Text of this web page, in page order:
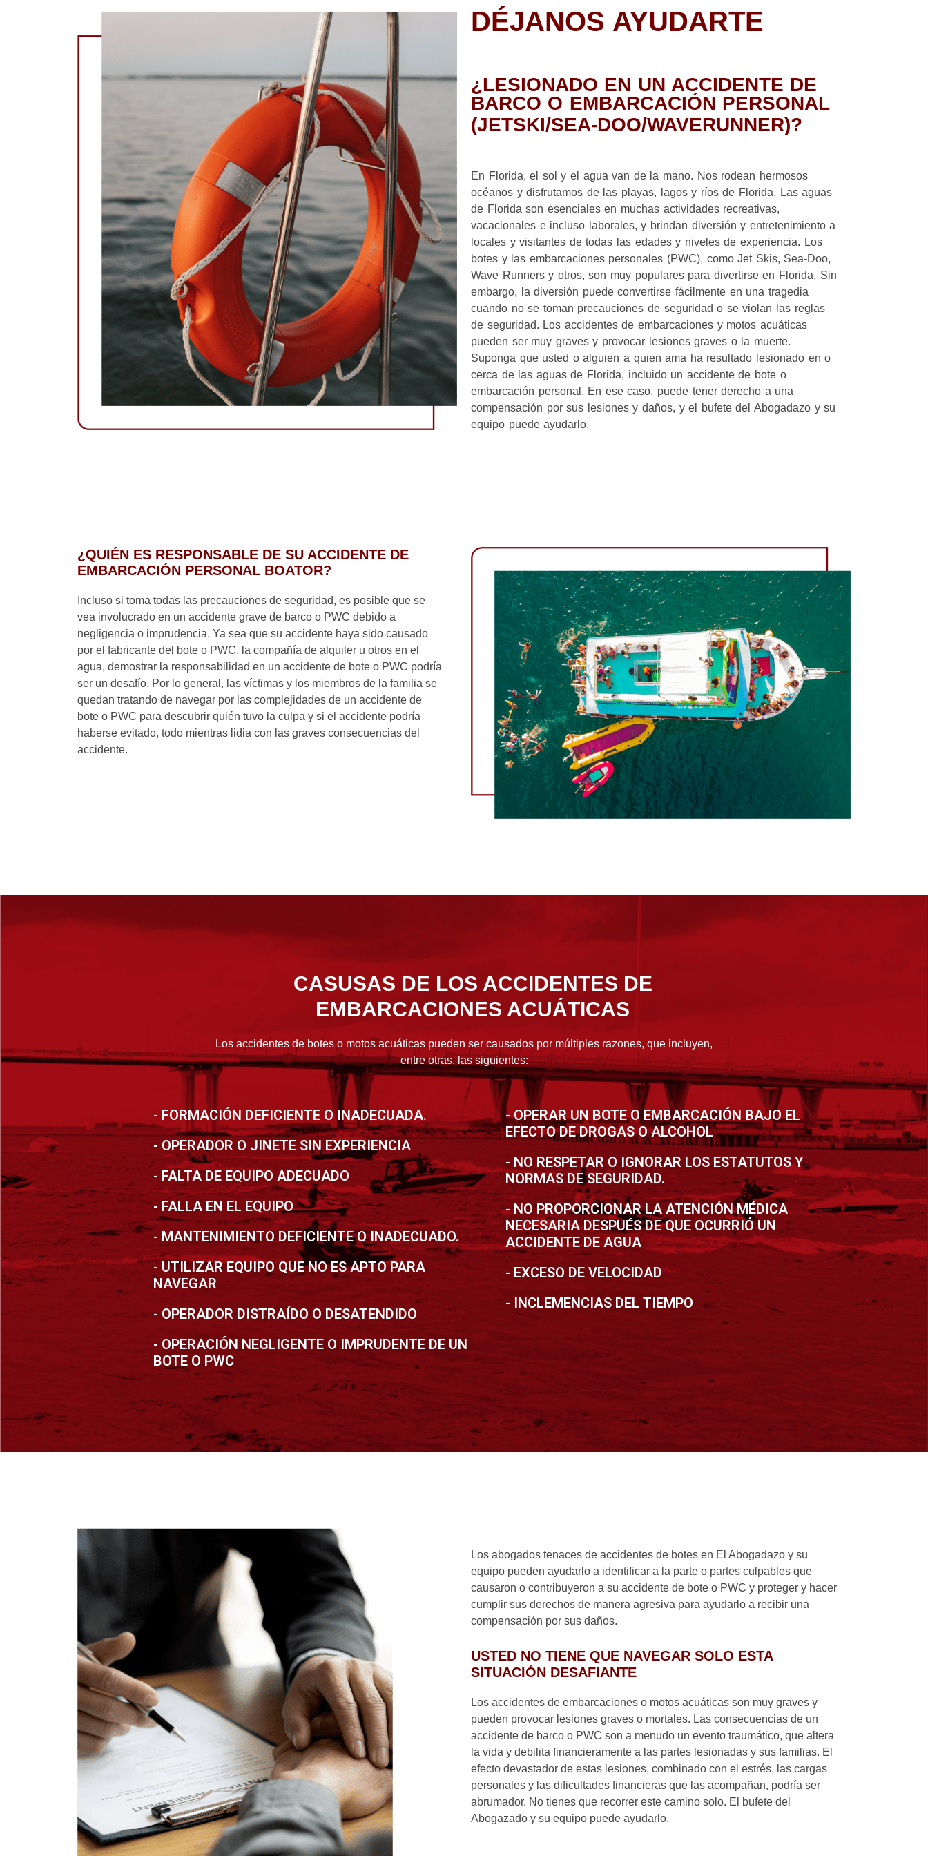
DÉJANOS AYUDARTE
¿LESIONADO EN UN ACCIDENTE DE
BARCO O EMBARCACIÓN PERSONAL
(JETSKI/SEA-DOO/WAVERUNNER)?
En Florida, el sol y el agua van de la mano. Nos rodean hermosos
océanos y disfrutamos de las playas, lagos y ríos de Florida. Las aguas
de Florida son esenciales en muchas actividades recreativas,
vacacionales e incluso laborales, y brindan diversión y entretenimiento a
locales y visitantes de todas las edades y niveles de experiencia. Los
botes y las embarcaciones personales (PWC), como Jet Skis, Sea-Doo,
Wave Runners y otros, son muy populares para divertirse en Florida. Sin
embargo, la diversión puede convertirse fácilmente en una tragedia
cuando no se toman precauciones de seguridad o se violan las reglas
de seguridad. Los accidentes de embarcaciones y motos acuáticas
pueden ser muy graves y provocar lesiones graves o la muerte.
Suponga que usted o alguien a quien ama ha resultado lesionado en o
cerca de las aguas de Florida, incluido un accidente de bote o
embarcación personal. En ese caso, puede tener derecho a una
compensación por sus lesiones y daños, y el bufete del Abogadazo y su
equipo puede ayudarlo.
¿QUIÉN ES RESPONSABLE DE SU ACCIDENTE DE
EMBARCACIÓN PERSONAL BOATOR?
Incluso si toma todas las precauciones de seguridad, es posible que se
vea involucrado en un accidente grave de barco o PWC debido a
negligencia o imprudencia. Ya sea que su accidente haya sido causado
por el fabricante del bote o PWC, la compañía de alquiler u otros en el
agua, demostrar la responsabilidad en un accidente de bote o PWC podría
ser un desafío. Por lo general, las víctimas y los miembros de la familia se
quedan tratando de navegar por las complejidades de un accidente de
bote o PWC para descubrir quién tuvo la culpa y si el accidente podría
haberse evitado, todo mientras lidia con las graves consecuencias del
accidente.
CASUSAS DE LOS ACCIDENTES DE
EMBARCACIONES ACUÁTICAS
Los accidentes de botes o motos acuáticas pueden ser causados por múltiples razones, que incluyen,
entre otras, las siguientes:
- FORMACIÓN DEFICIENTE O INADECUADA.
- OPERADOR O JINETE SIN EXPERIENCIA
- FALTA DE EQUIPO ADECUADO
- FALLA EN EL EQUIPO
- MANTENIMIENTO DEFICIENTE O INADECUADO.
- UTILIZAR EQUIPO QUE NO ES APTO PARA
NAVEGAR
- OPERADOR DISTRAÍDO O DESATENDIDO
- OPERACIÓN NEGLIGENTE O IMPRUDENTE DE UN
BOTE O PWC
- OPERAR UN BOTE O EMBARCACIÓN BAJO EL
EFECTO DE DROGAS O ALCOHOL
- NO RESPETAR O IGNORAR LOS ESTATUTOS Y
NORMAS DE SEGURIDAD.
- NO PROPORCIONAR LA ATENCIÓN MÉDICA
NECESARIA DESPUÉS DE QUE OCURRIÓ UN
ACCIDENTE DE AGUA
- EXCESO DE VELOCIDAD
- INCLEMENCIAS DEL TIEMPO
Los abogados tenaces de accidentes de botes en El Abogadazo y su
equipo pueden ayudarlo a identificar a la parte o partes culpables que
causaron o contribuyeron a su accidente de bote o PWC y proteger y hacer
cumplir sus derechos de manera agresiva para ayudarlo a recibir una
compensación por sus daños.
USTED NO TIENE QUE NAVEGAR SOLO ESTA
SITUACIÓN DESAFIANTE
Los accidentes de embarcaciones o motos acuáticas son muy graves y
pueden provocar lesiones graves o mortales. Las consecuencias de un
accidente de barco o PWC son a menudo un evento traumático, que altera
la vida y debilita financieramente a las partes lesionadas y sus familias. El
efecto devastador de estas lesiones, combinado con el estrés, las cargas
personales y las dificultades financieras que las acompañan, podría ser
abrumador. No tienes que recorrer este camino solo. El bufete del
Abogazado y su equipo puede ayudarlo.